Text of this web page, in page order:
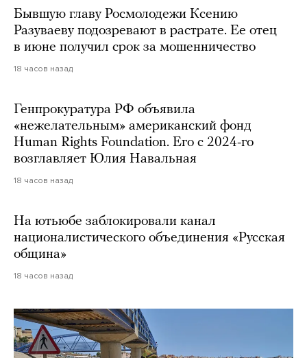
Бывшую главу Росмолодежи Ксению
Разуваеву подозревают в растрате. Ее отец
в июне получил срок за мошенничество
18 часов назад
Генпрокуратура РФ объявила
«нежелательным» американский фонд
Human Rights Foundation. Его с 2024-го
возглавляет Юлия Навальная
18 часов назад
На ютьюбе заблокировали канал
националистического объединения «Русская
община»
18 часов назад